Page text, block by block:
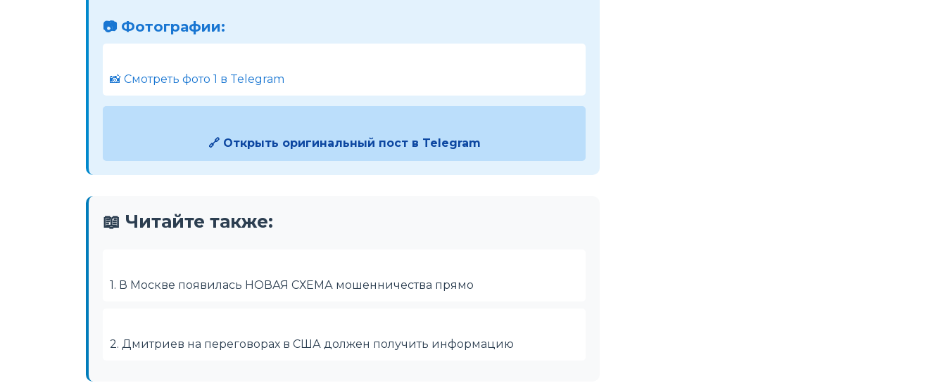
📷 Фотографии:
📸 Смотреть фото 1 в Telegram
🔗 Открыть оригинальный пост в Telegram
📖 Читайте также:
1. В Москве появилась НОВАЯ СХЕМА мошенничества прямо
2. Дмитриев на переговорах в США должен получить информацию